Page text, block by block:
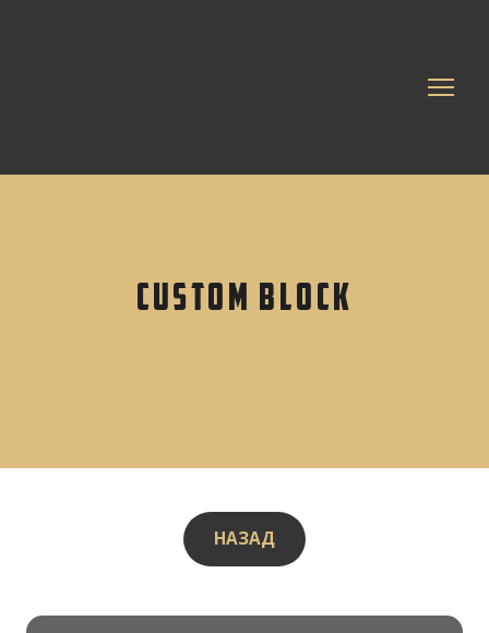
Custom block
НАЗАД